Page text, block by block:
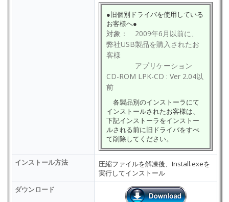
●旧個別ドライバを使用している
お客様へ●
対象： 2009年6月以前に、
弊社USB製品を購入されたお
客様
アプリケーション
CD-ROM LPK-CD : Ver 2.04以
前
各製品別のインストーラにて
インストールされたお客様は、
下記インストーラをインストー
ルされる前に旧ドライバをすべ
て削除してください。
インストール方法
圧縮ファイルを解凍後、Install.exeを
実行してインストール
ダウンロード